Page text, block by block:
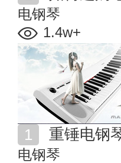
电钢琴
1.4w+
重锤电钢
电钢琴